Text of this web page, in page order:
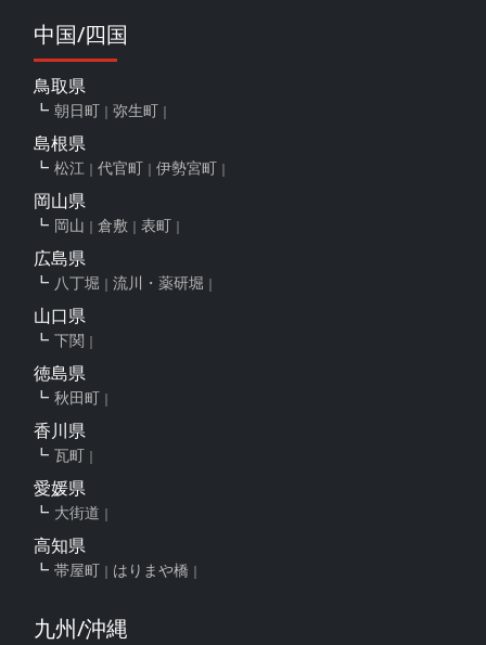
中国/四国
鳥取県
朝日町 弥生町
島根県
松江 代官町 伊勢宮町
岡山県
岡山 倉敷 表町
広島県
八丁堀 流川・薬研堀
山口県
下関
徳島県
秋田町
香川県
瓦町
愛媛県
大街道
高知県
帯屋町 はりまや橋
九州/沖縄